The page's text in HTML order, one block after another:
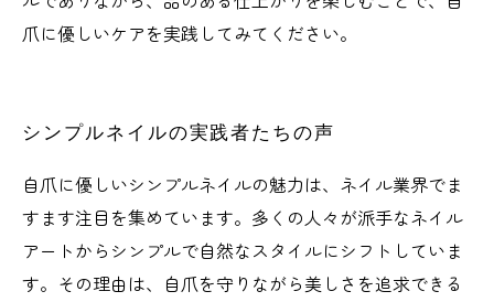
爪に優しいケアを実践してみてください。
シンプルネイルの実践者たちの声
自爪に優しいシンプルネイルの魅力は、ネイル業界でま
すます注目を集めています。多くの人々が派手なネイル
アートからシンプルで自然なスタイルにシフトしていま
す。その理由は、自爪を守りながら美しさを追求できる